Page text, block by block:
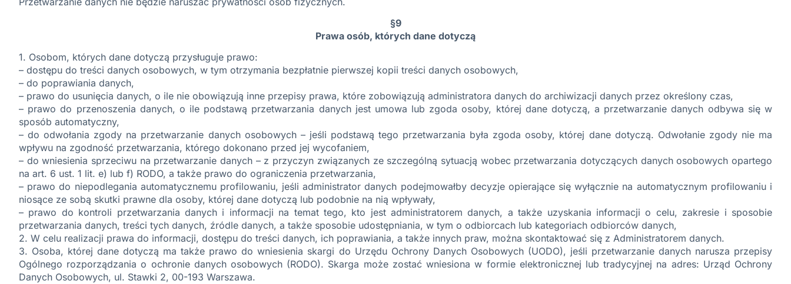
§9
Prawa osób, których dane dotyczą
1. Osobom, których dane dotyczą przysługuje prawo:
– dostępu do treści danych osobowych, w tym otrzymania bezpłatnie pierwszej kopii treści danych osobowych,
– do poprawiania danych,
– prawo do usunięcia danych, o ile nie obowiązują inne przepisy prawa, które zobowiązują administratora danych do archiwizacji danych przez określony czas,
– prawo do przenoszenia danych, o ile podstawą przetwarzania danych jest umowa lub zgoda osoby, której dane dotyczą, a przetwarzanie danych odbywa się w
sposób automatyczny,
– do odwołania zgody na przetwarzanie danych osobowych – jeśli podstawą tego przetwarzania była zgoda osoby, której dane dotyczą. Odwołanie zgody nie ma
wpływu na zgodność przetwarzania, którego dokonano przed jej wycofaniem,
– do wniesienia sprzeciwu na przetwarzanie danych – z przyczyn związanych ze szczególną sytuacją wobec przetwarzania dotyczących danych osobowych opartego
na art. 6 ust. 1 lit. e) lub f) RODO, a także prawo do ograniczenia przetwarzania,
– prawo do niepodlegania automatycznemu profilowaniu, jeśli administrator danych podejmowałby decyzje opierające się wyłącznie na automatycznym profilowaniu i
niosące ze sobą skutki prawne dla osoby, której dane dotyczą lub podobnie na nią wpływały,
– prawo do kontroli przetwarzania danych i informacji na temat tego, kto jest administratorem danych, a także uzyskania informacji o celu, zakresie i sposobie
przetwarzania danych, treści tych danych, źródle danych, a także sposobie udostępniania, w tym o odbiorcach lub kategoriach odbiorców danych,
2. W celu realizacji prawa do informacji, dostępu do treści danych, ich poprawiania, a także innych praw, można skontaktować się z Administratorem danych.
3. Osoba, której dane dotyczą ma także prawo do wniesienia skargi do Urzędu Ochrony Danych Osobowych (UODO), jeśli przetwarzanie danych narusza przepisy
Ogólnego rozporządzania o ochronie danych osobowych (RODO). Skarga może zostać wniesiona w formie elektronicznej lub tradycyjnej na adres: Urząd Ochrony
Danych Osobowych, ul. Stawki 2, 00-193 Warszawa.